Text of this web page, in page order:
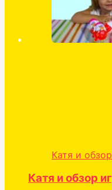
Катя и
Катя и обзор